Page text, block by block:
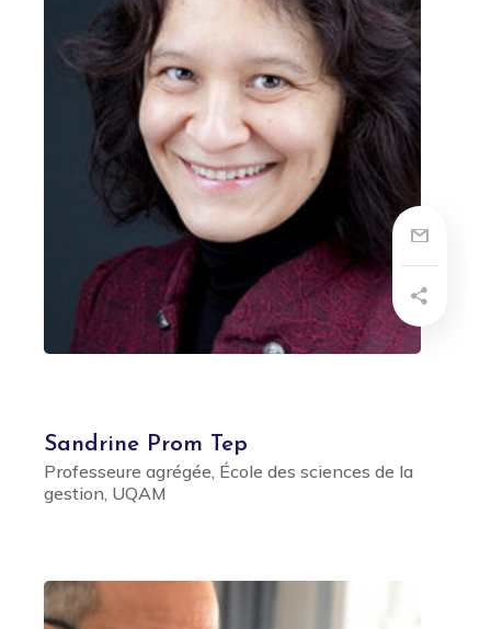
Sandrine Prom Tep
Professeure agrégée, École des sciences de la
gestion, UQAM